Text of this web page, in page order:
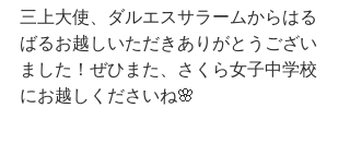
三上大使、ダルエスサラームからはる
ばるお越しいただきありがとうござい
ました！ぜひまた、さくら女子中学校
にお越しくださいね🌸